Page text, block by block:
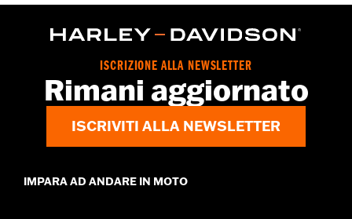
ISCRIZIONE ALLA NEWSLETTER
Rimani aggiornato
ISCRIVITI ALLA NEWSLETTER
IMPARA AD ANDARE IN MOTO